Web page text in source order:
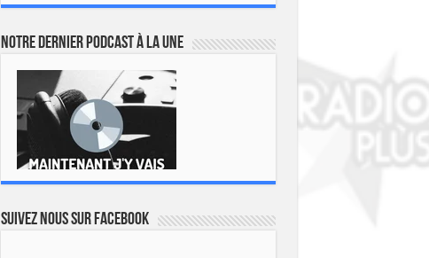
Notre dernier podcast à la une
Suivez nous sur Facebook